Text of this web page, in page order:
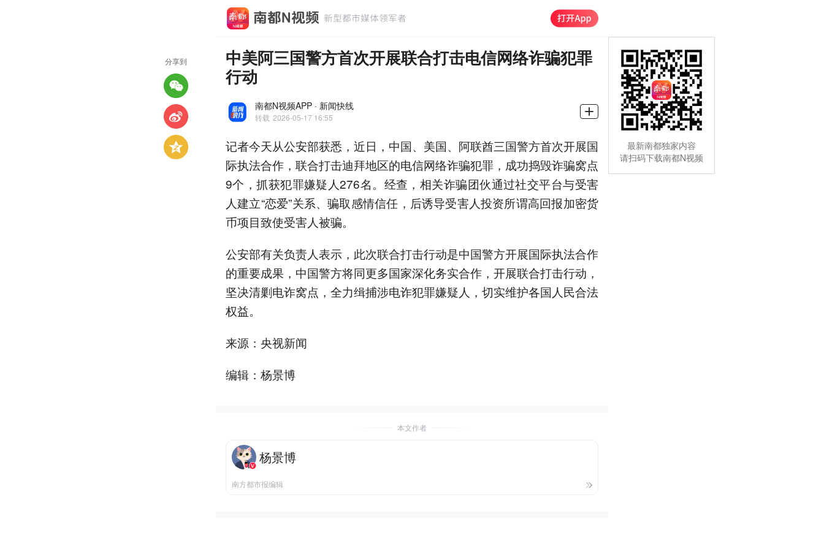
中美阿三国警方首次开展联合打击电信网络诈骗犯罪
行动
南都N视频APP · 新闻快线
转载 2026-05-17 16:55
记者今天从公安部获悉，近日，中国、美国、阿联酋三国警方首次开展国
际执法合作，联合打击迪拜地区的电信网络诈骗犯罪，成功捣毁诈骗窝点
9个，抓获犯罪嫌疑人276名。经查，相关诈骗团伙通过社交平台与受害
人建立“恋爱”关系、骗取感情信任，后诱导受害人投资所谓高回报加密货
币项目致使受害人被骗。
公安部有关负责人表示，此次联合打击行动是中国警方开展国际执法合作
的重要成果，中国警方将同更多国家深化务实合作，开展联合打击行动，
坚决清剿电诈窝点，全力缉捕涉电诈犯罪嫌疑人，切实维护各国人民合法
权益。
来源：央视新闻
编辑：杨景博
本文作者
杨景博
南方都市报编辑
分享到
最新南都独家内容
请扫码下载南都N视频